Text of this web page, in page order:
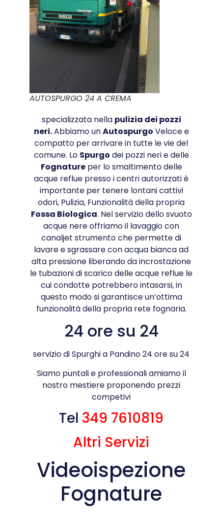
AUTOSPURGO 24 A CREMA
specializzata nella pulizia dei pozzi
neri.Abbiamo unAutospurgo Veloce e
compatto per arrivare in tutte le vie del
comune. Lo Spurgo dei pozzi neri e delle
Fognatureper lo smaltimento delle
acque reflue presso i centri autorizzati è
importante per tenere lontani cattivi
odori, Pulizia, Funzionalità della propria
Fossa Biologica. Nel servizio dello svuoto
acque nere offriamo il lavaggio con
canaljet strumento che permette di
lavare e sgrassare con acqua bianca ad
alta pressione liberando da incrostazione
le tubazioni di scarico delle acque reflue le
cui condotte potrebbero intasarsi, in
questo modo si garantisce un’ottima
funzionalità della propria rete fognaria.
24 ore su 24
servizio di Spurghi a Pandino 24 ore su 24
Siamo puntali e professionali amiamo il
nostro mestiere proponendo prezzi
competivi
Tel 349 7610819
Altri Servizi
Videoispezione
Fognature